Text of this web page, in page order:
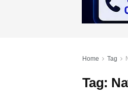
Home Tag
Tag: